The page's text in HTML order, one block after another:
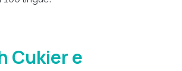
Cukier e